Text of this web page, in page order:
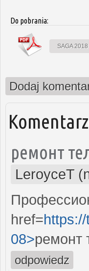
Do pobrania:
SAGA
Dodaj
ремонт
LeroyceT
href=
08>ремонт
odpowiedz